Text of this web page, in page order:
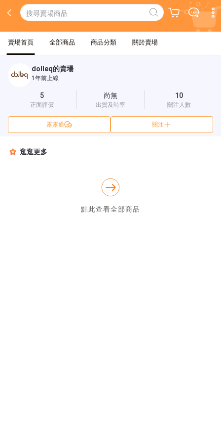
賣場首頁 全部商品 商品分類 關於賣場
dolleq的賣場
1年前上線
5
正面評價
尚無
出貨及時率
10
關注人數
露露通 關注
逛逛更多
點此查看全部商品